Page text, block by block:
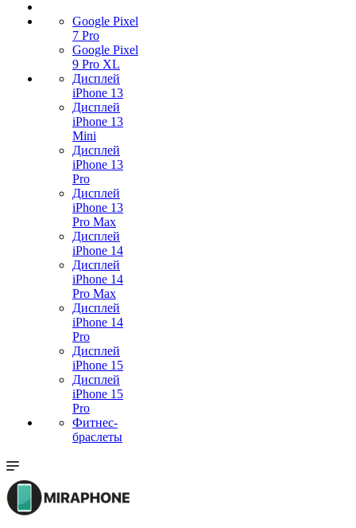
Google Pixel
7 Pro
Google Pixel
9 Pro XL
Дисплей
iPhone 13
Дисплей
iPhone 13
Mini
Дисплей
iPhone 13
Pro
Дисплей
iPhone 13
Pro Max
Дисплей
iPhone 14
Дисплей
iPhone 14
Pro Max
Дисплей
iPhone 14
Pro
Дисплей
iPhone 15
Дисплей
iPhone 15
Pro
Фитнес-
браслеты